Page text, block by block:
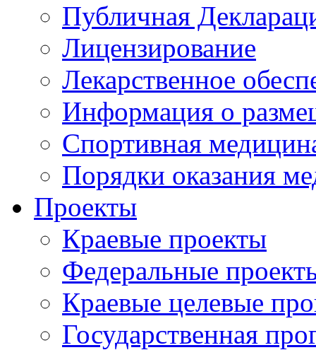
Публичная
Лицензирование
Лекарственное
Информация о
Спортивная
Порядки оказания
Проекты
Краевые проекты
Федеральные
Краевые целевые
Государственная